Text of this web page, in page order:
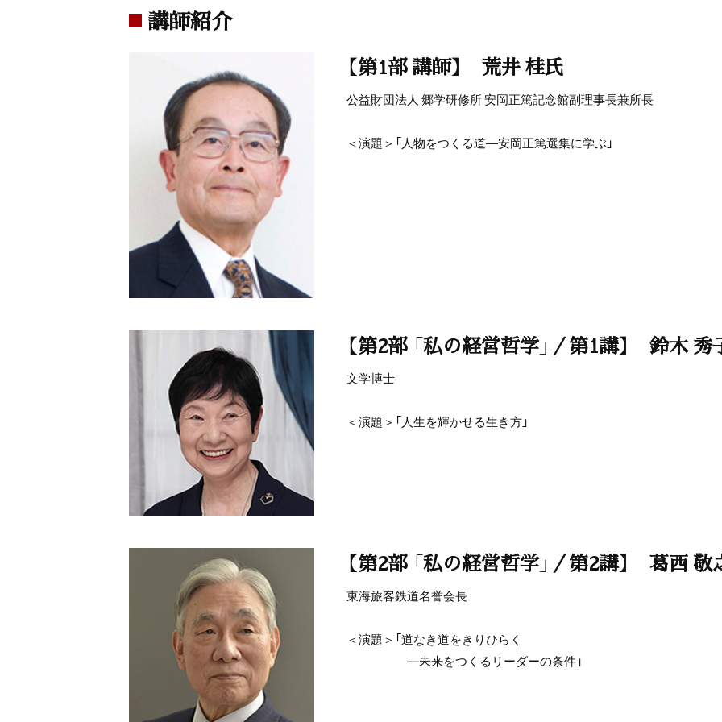
講師紹介
【第1部 講師】 荒井 桂氏
公益財団法人 郷学研修所 安岡正篤記念館副理事長兼所長
＜演題＞「人物をつくる道—安岡正篤選集に学ぶ」
【第2部 「私の経営哲学」／第1講】 鈴木 秀
文学博士
＜演題＞「人生を輝かせる生き方」
【第2部 「私の経営哲学」／第2講】 葛西 敬
東海旅客鉄道名誉会長
＜演題＞「道なき道をきりひらく
―未来をつくるリーダーの条件」